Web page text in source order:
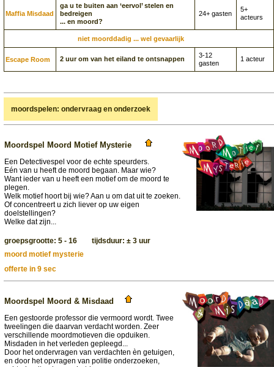
Maffia Misdaad
ga u te buiten aan ‘eervol’ stelen en
bedreigen
... en moord?
24+ gasten
5+
acteurs
niet moorddadig ... wel gevaarlijk
Escape Room 2 uur om van het eiland te ontsnappen
3-12
gasten
1 acteur
moordspelen: ondervraag en onderzoek
Moordspel Moord Motief Mysterie
Een Detectivespel voor de echte speurders.
Eén van u heeft de moord begaan. Maar wie?
Want ieder van u heeft een motief om de moord te
plegen.
Welk motief hoort bij wie? Aan u om dat uit te zoeken.
Of concentreert u zich liever op uw eigen
doelstellingen?
Welke dat zijn...
groepsgrootte: 5 - 16 tijdsduur: ± 3 uur
moord motief mysterie
offerte in 9 sec
Moordspel Moord & Misdaad
Een gestoorde professor die vermoord wordt. Twee
tweelingen die daarvan verdacht worden. Zeer
verschillende moordmotieven die opduiken.
Misdaden in het verleden gepleegd...
Door het ondervragen van verdachten èn getuigen,
en door het opvragen van politie onderzoeken,